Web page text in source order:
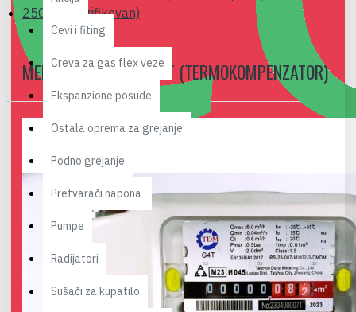
Cevi i fiting
Creva za gas flex veze
Ekspanzione posude
Ostala oprema za grejanje
Podno grejanje
Pretvarači napona
Pumpe
Radijatori
Sušači za kupatilo
250mm(verifikovan)
MERAC GASNI TDM G4T (TERMOKOMPENZATOR)